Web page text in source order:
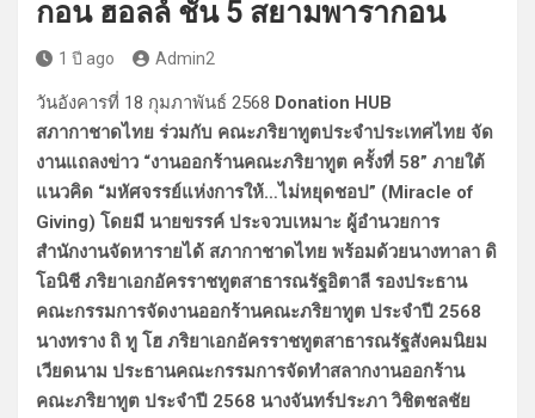
กอน ฮอลล์ ชั้น 5 สยามพารากอน
1 ปี ago Admin2
วันอังคารที่ 18 กุมภาพันธ์ 2568 Donation HUB
สภากาชาดไทย ร่วมกับ คณะภริยาทูตประจำประเทศไทย จัด
งานแถลงข่าว “งานออกร้านคณะภริยาทูต ครั้งที่ 58” ภายใต้
แนวคิด “มหัศจรรย์แห่งการให้…ไม่หยุดชอป” (Miracle of
Giving) โดยมี นายขรรค์ ประจวบเหมาะ ผู้อำนวยการ
สำนักงานจัดหารายได้ สภากาชาดไทย พร้อมด้วยนางทาลา ดิ
โอนิชี ภริยาเอกอัครราชทูตสาธารณรัฐอิตาลี รองประธาน
คณะกรรมการจัดงานออกร้านคณะภริยาทูต ประจำปี 2568
นางทราง ถิ ทู โฮ ภริยาเอกอัครราชทูตสาธารณรัฐสังคมนิยม
เวียดนาม ประธานคณะกรรมการจัดทำสลากงานออกร้าน
คณะภริยาทูต ประจำปี 2568 นางจันทร์ประภา วิชิตชลชัย